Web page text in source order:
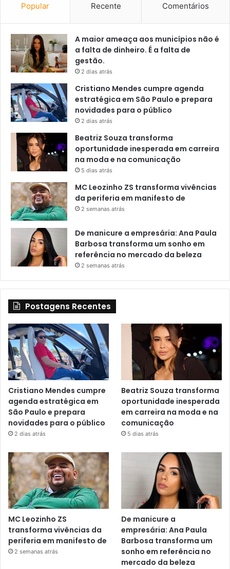
Popular Recente Comentários
A maior ameaça aos municípios não é
a falta de dinheiro. É a falta de
gestão.
2 dias atrás
Cristiano Mendes cumpre agenda
estratégica em São Paulo e prepara
novidades para o público
2 dias atrás
Beatriz Souza transforma
oportunidade inesperada em carreira
na moda e na comunicação
5 dias atrás
MC Leozinho ZS transforma vivências
da periferia em manifesto de
2 semanas atrás
De manicure a empresária: Ana Paula
Barbosa transforma um sonho em
referência no mercado da beleza
2 semanas atrás
Postagens Recentes
Cristiano Mendes cumpre
agenda estratégica em
São Paulo e prepara
novidades para o público
2 dias atrás
Beatriz Souza transforma
oportunidade inesperada
em carreira na moda e na
comunicação
5 dias atrás
MC Leozinho ZS
transforma vivências da
periferia em manifesto de
2 semanas atrás
De manicure a
empresária: Ana Paula
Barbosa transforma um
sonho em referência no
mercado da beleza